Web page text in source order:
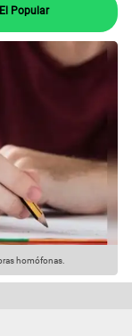
Popular
homófonas.